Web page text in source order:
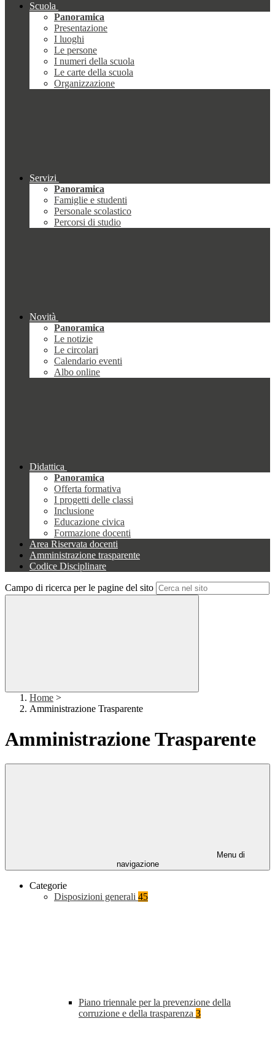
Scuola
Panoramica
Presentazione
I luoghi
Le persone
I numeri della scuola
Le carte della scuola
Organizzazione
Servizi
Panoramica
Famiglie e studenti
Personale scolastico
Percorsi di studio
Novità
Panoramica
Le notizie
Le circolari
Calendario eventi
Albo online
Didattica
Panoramica
Offerta formativa
I progetti delle classi
Inclusione
Educazione civica
Formazione docenti
Area Riservata docenti
Amministrazione trasparente
Codice Disciplinare
Campo di ricerca per le pagine del sito
Home >
Amministrazione Trasparente
Amministrazione Trasparente
Menu di
navigazione
Categorie
Disposizioni generali 45
Piano triennale per la prevenzione della
corruzione e della trasparenza 3